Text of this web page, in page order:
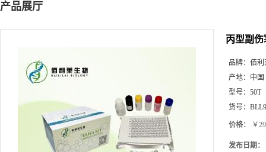
产品展厅
丙型副
品牌： 佰利
产地： 中国
型号： 50T
货号：
价格： ￥
发布日期：